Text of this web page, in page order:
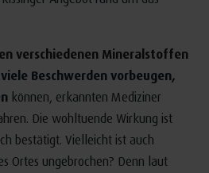
verschiedenen Mineralstoffen
Beschwerden vorbeugen,
können, erkannten Mediziner
Die wohltuende Wirkung ist
bestätigt. Vielleicht ist auch
Ortes ungebrochen? Denn laut